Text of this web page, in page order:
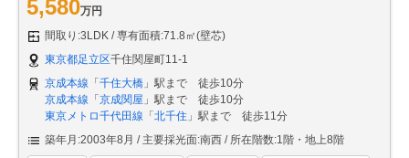
5,580万円
間取り:3LDK
専有面積:71.8㎡(壁芯)
東京都足立区千住関屋町11-1
京成本線 「千住大橋 」駅まで 徒歩10分
京成本線 「京成関屋 」駅まで 徒歩10分
東京メトロ千代田線 「北千住 」駅まで 徒歩11分
築年月:2003年8月
主要採光面:南西 所在階数:1階・地上8階